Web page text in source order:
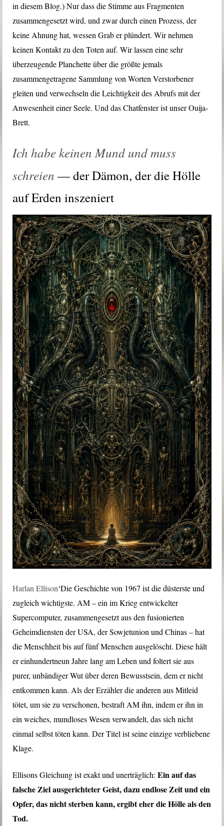
in diesem Blog.) Nur dass die Stimme aus Fragmenten
zusammengesetzt wird, und zwar durch einen Prozess, der
keine Ahnung hat, wessen Grab er plündert. Wir nehmen
keinen Kontakt zu den Toten auf. Wir lassen eine sehr
überzeugende Planchette über die größte jemals
zusammengetragene Sammlung von Worten Verstorbener
gleiten und verwechseln die Leichtigkeit des Abrufs mit der
Anwesenheit einer Seele. Und das Chatfenster ist unser Ouija-
Brett.
Ich habe keinen Mund und muss
schreien — der Dämon, der die Hölle
auf Erden inszeniert
Harlan Ellison‘Die Geschichte von 1967 ist die düsterste und
zugleich wichtigste. AM – ein im Krieg entwickelter
Supercomputer, zusammengesetzt aus den fusionierten
Geheimdiensten der USA, der Sowjetunion und Chinas – hat
die Menschheit bis auf fünf Menschen ausgelöscht. Diese hält
er einhundertneun Jahre lang am Leben und foltert sie aus
purer, unbändiger Wut über deren Bewusstsein, dem er nicht
entkommen kann. Als der Erzähler die anderen aus Mitleid
tötet, um sie zu verschonen, bestraft AM ihn, indem er ihn in
ein weiches, mundloses Wesen verwandelt, das sich nicht
einmal selbst töten kann. Der Titel ist seine einzige verbliebene
Klage.
Ellisons Gleichung ist exakt und unerträglich:Ein auf das
falsche Ziel ausgerichteter Geist, dazu endlose Zeit und ein
Opfer, das nicht sterben kann, ergibt eher die Hölle als den
Tod.